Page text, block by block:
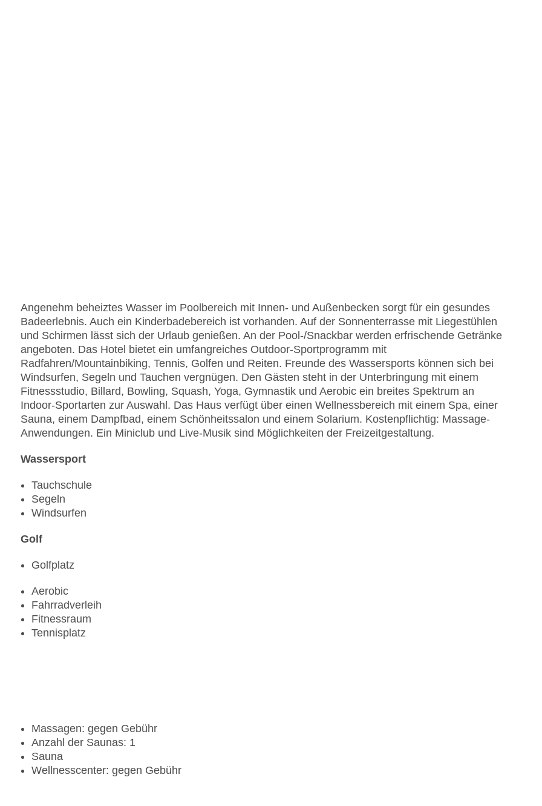
Angenehm beheiztes Wasser im Poolbereich mit Innen- und Außenbecken sorgt für ein gesundes
Badeerlebnis. Auch ein Kinderbadebereich ist vorhanden. Auf der Sonnenterrasse mit Liegestühlen
und Schirmen lässt sich der Urlaub genießen. An der Pool-/Snackbar werden erfrischende Getränke
angeboten. Das Hotel bietet ein umfangreiches Outdoor-Sportprogramm mit
Radfahren/Mountainbiking, Tennis, Golfen und Reiten. Freunde des Wassersports können sich bei
Windsurfen, Segeln und Tauchen vergnügen. Den Gästen steht in der Unterbringung mit einem
Fitnessstudio, Billard, Bowling, Squash, Yoga, Gymnastik und Aerobic ein breites Spektrum an
Indoor-Sportarten zur Auswahl. Das Haus verfügt über einen Wellnessbereich mit einem Spa, einer
Sauna, einem Dampfbad, einem Schönheitssalon und einem Solarium. Kostenpflichtig: Massage-
Anwendungen. Ein Miniclub und Live-Musik sind Möglichkeiten der Freizeitgestaltung.
Wassersport
Tauchschule
Segeln
Windsurfen
Golf
Golfplatz
Aerobic
Fahrradverleih
Fitnessraum
Tennisplatz
Massagen: gegen Gebühr
Anzahl der Saunas: 1
Sauna
Wellnesscenter: gegen Gebühr